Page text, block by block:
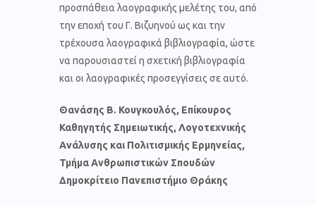
προσπάθεια λαογραφικής μελέτης του, από
την εποχή του Γ. Βιζυηνού ως και την
τρέχουσα λαογραφικά βιβλιογραφία, ώστε
να παρουσιαστεί η σχετική βιβλιογραφία
και οι λαογραφικές προσεγγίσεις σε αυτό.
Θανάσης Β. Κουγκουλός, Επίκουρος
Καθηγητής Σημειωτικής, Λογοτεχνικής
Ανάλυσης και Πολιτισμικής Ερμηνείας,
Τμήμα Ανθρωπιστικών Σπουδών
Δημοκρίτειο Πανεπιστήμιο Θράκης